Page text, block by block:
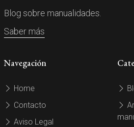
Blog sobre manualidades.
Saber más
Navegación
Home
Contacto
Aviso Legal